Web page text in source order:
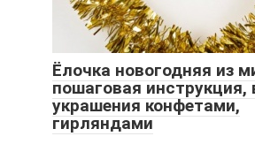
Ёлочка новогодняя из
пошаговая инструкция,
украшения конфетами,
гирляндами